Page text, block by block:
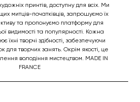
принтів, доступну для всіх. Ми
митців-початківців, запрошуємо їх
та пропонуємо платформу для
видимості та популярності. Кожна
їхні творчі здібності, забезпечуючи
для творчих занять. Окрім якості, це
володіння мистецтвом. MADE IN
FRANCE